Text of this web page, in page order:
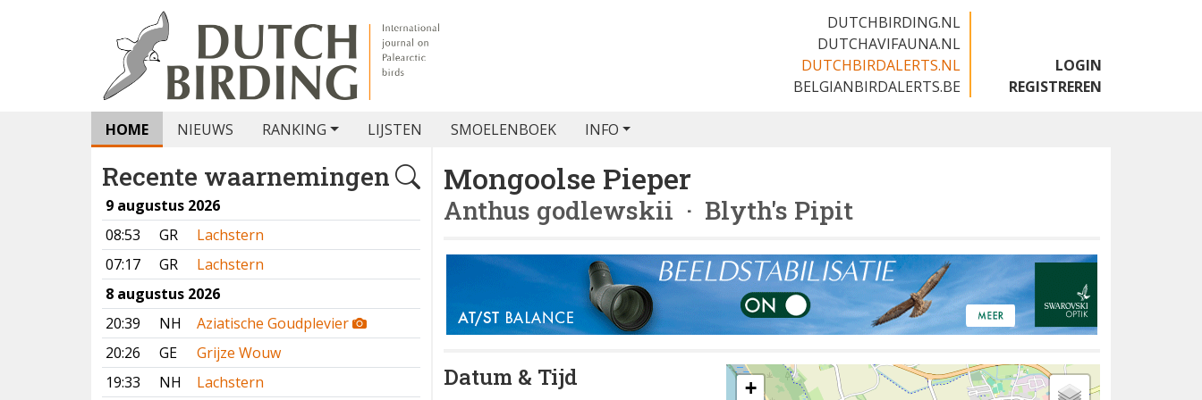
DUTCHBIRDING.NL
DUTCHAVIFAUNA.NL
DUTCHBIRDALERTS.NL
BELGIANBIRDALERTS.BE
LOGIN
REGISTREREN
HOME NIEUWS RANKING LIJSTEN SMOELENBOEK INFO
Recente waarnemingen
9 augustus 2026
08:53
GR
Lachstern
07:17
GR
Lachstern
8 augustus 2026
20:39
NH
Aziatische Goudplevier
20:26
GE
Grijze Wouw
19:33
NH Lachstern
Mongoolse Pieper
Anthus godlewskii · Blyth's Pipit
Datum & Tijd +